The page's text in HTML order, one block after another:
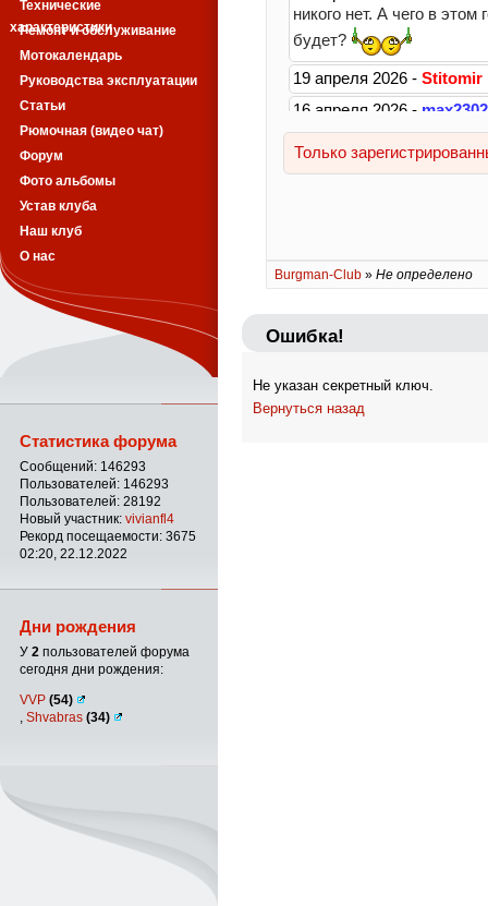
Burgman-Club » Не определено
Ошибка!
Не указан секретный ключ.
Вернуться назад
Технические
характеристики
Ремонт и обслуживание
Мотокалендарь
Руководства эксплуатации
Статьи
Рюмочная (видео чат)
Форум
Фото альбомы
Устав клуба
Наш клуб
О нас
Статистика форума
Сообщений: 146293
Пользователей: 146293
Пользователей: 28192
Новый участник: vivianfl4
Рекорд посещаемости: 3675
02:20, 22.12.2022
Дни рождения
У 2 пользователей форума
сегодня дни рождения:
VVP (54)
Shvabras (34)